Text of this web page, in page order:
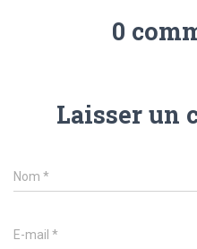
0
Laisser un
Nom *
E-mail *